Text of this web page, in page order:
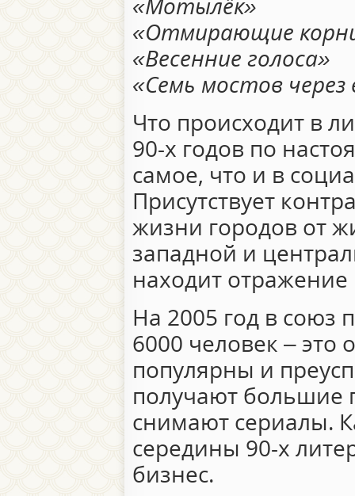
«Отмирающие
«Весенние голоса»
«Семь мостов
Что происходит в
90-х годов по
самое, что и в
Присутствует
жизни городов от
западной и
находит отражение
На 2005 год в союз
6000 человек – это
популярны и
получают большие
снимают сериалы.
середины 90-х
бизнес.